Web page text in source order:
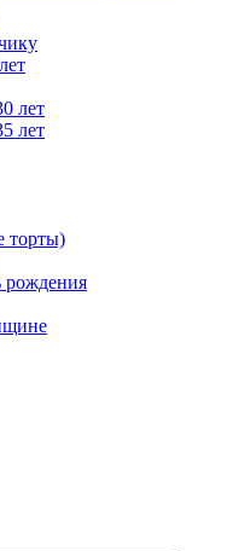
лет
лет
торты)
рождения